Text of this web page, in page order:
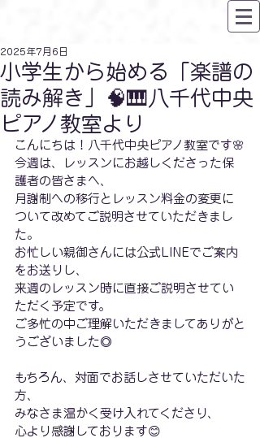
小学生から始める「楽譜の
読み解き」🧠🎹八千代中央
ピアノ教室より
2025年7月6日
こんにちは！八千代中央ピアノ教室です🌸
今週は、レッスンにお越しくださった保
護者の皆さまへ、
月謝制への移行とレッスン料金の変更に
ついて改めてご説明させていただきまし
た。
お忙しい親御さんには公式LINEでご案内
をお送りし、
来週のレッスン時に直接ご説明させてい
ただく予定です。
ご多忙の中ご理解いただきましてありがと
うございました◎
もちろん、対面でお話しさせていただいた
方、
みなさま温かく受け入れてくださり、
心より感謝しております😊